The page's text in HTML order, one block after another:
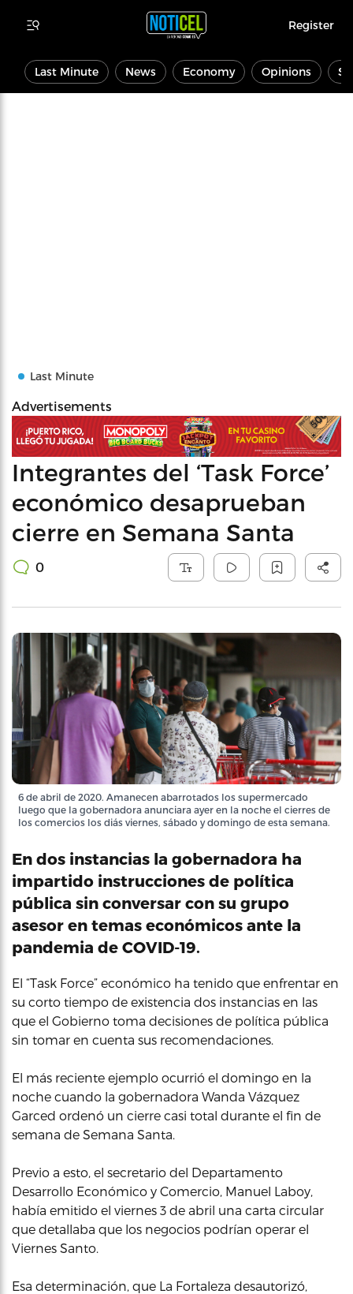
Register
Last Minute News Economy Opinions
Last Minute
Advertisements
Integrantes del ‘Task Force’
económico desaprueban
cierre en Semana Santa
0
6 de abril de 2020. Amanecen abarrotados los supermercado
luego que la gobernadora anunciara ayer en la noche el cierres de
los comercios los diás viernes, sábado y domingo de esta semana.
En dos instancias la gobernadora ha
impartido instrucciones de política
pública sin conversar con su grupo
asesor en temas económicos ante la
pandemia de COVID-19.
El “Task Force” económico ha tenido que enfrentar en
su corto tiempo de existencia dos instancias en las
que el Gobierno toma decisiones de política pública
sin tomar en cuenta sus recomendaciones.
El más reciente ejemplo ocurrió el domingo en la
noche cuando la gobernadora Wanda Vázquez
Garced ordenó un cierre casi total durante el fin de
semana de Semana Santa.
Previo a esto, el secretario del Departamento
Desarrollo Económico y Comercio, Manuel Laboy,
había emitido el viernes 3 de abril una carta circular
que detallaba que los negocios podrían operar el
Viernes Santo.
Esa determinación, que La Fortaleza desautorizó,